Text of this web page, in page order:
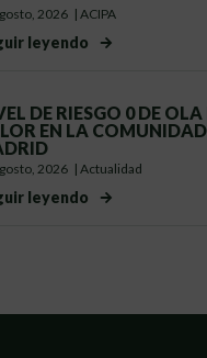
2026 | ACIPA
leyendo
DE RIESGO 0 DE OLA
EN LA
2026 | Actualidad
leyendo